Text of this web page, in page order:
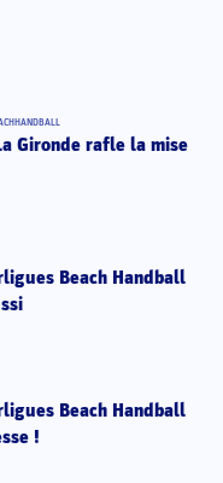
Gironde rafle la mise
Beach Handball
Beach Handball
!